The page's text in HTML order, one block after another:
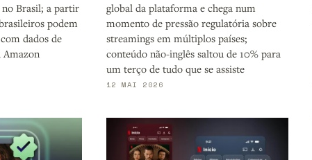
no Brasil; a partir
podem
dados de
Amazon
global da plataforma e chega num
momento de pressão regulatória sobre
streamings em múltiplos países;
conteúdo não-inglês saltou de 10% para
um terço de tudo que se assiste
12 MAI 2026